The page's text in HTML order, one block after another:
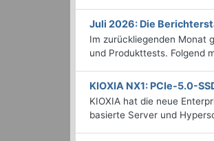
Juli 2026: Die
Im zurückliegenden Monat
und Produkttests. Folgend
KIOXIA NX1: PCIe-5.0-
KIOXIA hat die neue
basierte Server und